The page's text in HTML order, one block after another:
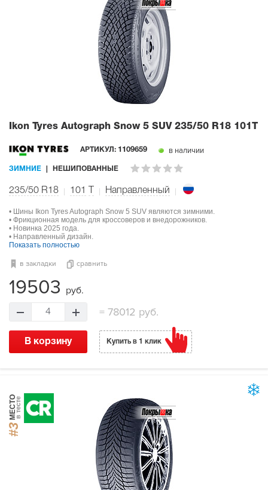
Ikon Tyres Autograph Snow 5 SUV 235/50 R18 101T
АРТИКУЛ: 1109659 в наличии
ЗИМНИЕ НЕШИПОВАННЫЕ
235/50 R18 101 Направленный
• Шины Ikon Tyres Autograph Snow 5 SUV являются зимними.
• Фрикционная модель для кроссоверов и внедорожников.
• Новинка 2025 года.
• Направленный дизайн.
Показать полностью
в закладки сравнить
19503 руб.
4 = 78012 руб.
В корзину Купить в 1 клик
#3
МЕСТОв тесте